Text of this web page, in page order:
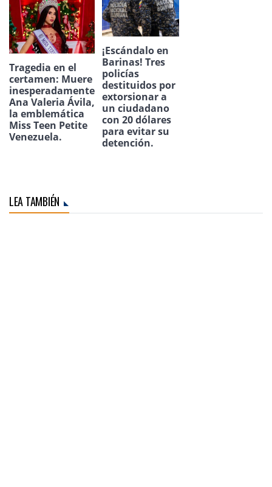
Tragedia en el
certamen: Muere
inesperadamente
Ana Valeria Ávila,
la emblemática
Miss Teen Petite
Venezuela.
¡Escándalo en
Barinas! Tres
policías
destituidos por
extorsionar a
un ciudadano
con 20 dólares
para evitar su
detención.
LEA TAMBIÉN